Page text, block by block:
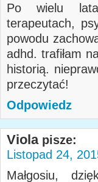
Po wielu
terapeutach,
powodu
adhd. trafiłam
historią.
przeczytać!
Odpowiedz
Viola pisze:
Listopad 24,
Małgosiu,